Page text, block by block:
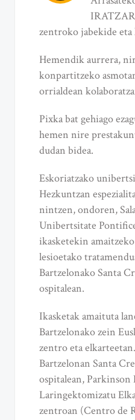
zentroko jabekide eta
Hemendik aurrera,
konpartitzeko
orrialdean
Pixka bat gehiago
hemen nire
dudan bidea.
Eskoriatzako
Hezkuntzan
nintzen, ondoren,
Unibertsitate
ikasketekin
lesioetako
Bartzelonako Santa
ospitalean.
Ikasketak amaituta
Bartzelonako zein
zentro eta
Bartzelonan Santa
ospitalean, Parkinson
Laringektomizatu
zentroan (Centro de